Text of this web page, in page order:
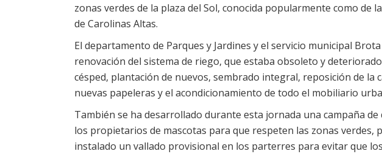
zonas verdes de la plaza del Sol, conocida popularmente como de
de Carolinas Altas.
El departamento de Parques y Jardines y el servicio municipal
renovación del sistema de riego, que estaba obsoleto y
césped, plantación de nuevos, sembrado integral, reposición de la
nuevas papeleras y el acondicionamiento de todo el mobiliario
También se ha desarrollado durante esta jornada una campaña de
los propietarios de mascotas para que respeten las zonas verdes,
instalado un vallado provisional en los parterres para evitar que